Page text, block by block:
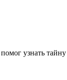
узнать